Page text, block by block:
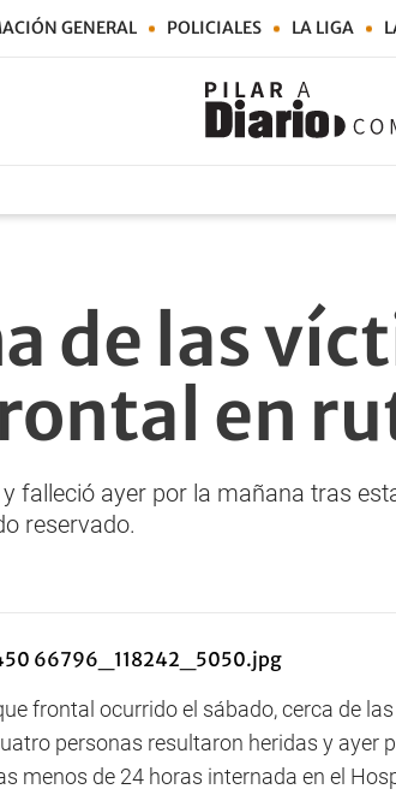
GENERAL POLICIALES LA LIGA
de las
en
falleció ayer por la mañana tras
reservado.
frontal ocurrido el sábado, cerca de las
personas resultaron heridas y ayer
menos de 24 horas internada en el